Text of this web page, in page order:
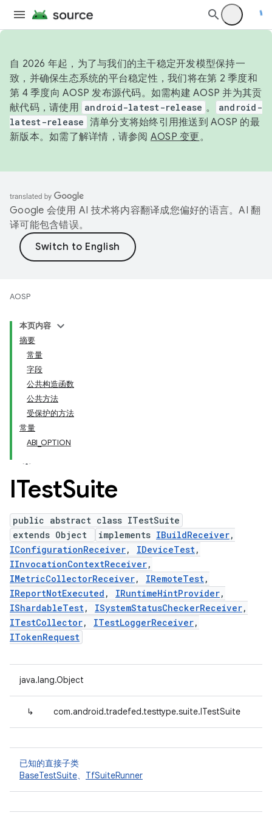
自 2026 年起，为了与我们的主干稳定开发模型保持一
致，并确保生态系统的平台稳定性，我们将在第 2 季度和
第 4 季度向 AOSP 发布源代码。如需构建 AOSP 并为其贡
献代码，请使用 android-latest-release 。
android-
latest-release 清单分支将始终引用推送到 AOSP 的最
新版本。如需了解详情，请参阅 AOSP 变更。
Google 会使用 AI 技术将内容翻译成您偏好的语言。AI 翻
译可能包含错误。
AOSP
本页内容
摘要
常量
字段
公共构造函数
公共方法
受保护的方法
常量
ABI_OPTION
ITestSuite
public abstract class ITestSuite
extends Object
implements IBuildReceiver,
IConfigurationReceiver, IDeviceTest,
IInvocationContextReceiver,
IMetricCollectorReceiver, IRemoteTest,
IReportNotExecuted , IRuntimeHintProvider,
IShardableTest, ISystemStatusCheckerReceiver,
ITestCollector, ITestLoggerReceiver,
ITokenRequest
java.lang.Object
↳ com.android.tradefed.testtype.suite.ITestSuite
已知的直接子类
BaseTestSuite、 TfSuiteRunner